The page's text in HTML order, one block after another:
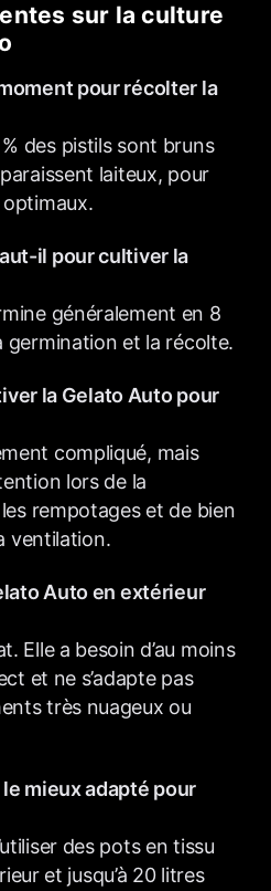
sur la culture
pour récolter la
des pistils sont bruns
laiteux, pour
il pour cultiver la
généralement en 8
germination et la récolte.
la Gelato Auto pour
compliqué, mais
lors de la
rempotages et de bien
ventilation.
Auto en extérieur
Elle a besoin d’au moins
et ne s’adapte pas
très nuageux ou
mieux adapté pour
des pots en tissu
et jusqu’à 20 litres